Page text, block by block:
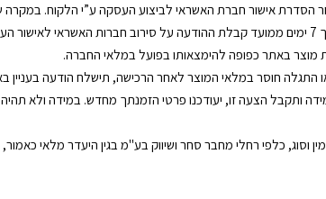
הסדרת אישור חברת האשראי לביצוע העסקה ע”י הלקוח.
מוצר באתר כפופה להימצאותו בפועל במלאי החברה.
התגלה חוסר במלאי המוצר לאחר הרכישה, תישלח הודעה בעניין
ותקבל הצעה זו, יעודכנו פרטי הזמנתך מחדש. במידה ולא
כלפי רחלי מחבר סחר ושיווק בע"מ בגין היעדר מלאי כאמור,